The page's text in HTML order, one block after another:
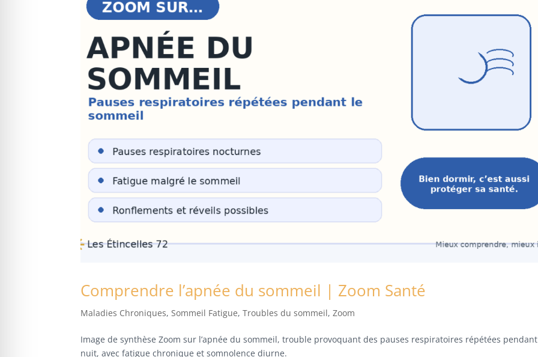
Comprendre l’apnée du sommeil | Zoom Santé
Maladies Chroniques,Sommeil Fatigue,Troubles du sommeil,Zoom
Image de synthèse Zoom sur l’apnée du sommeil, trouble provoquant des pauses respiratoires répétées
nuit, avec fatigue chronique et somnolence diurne.